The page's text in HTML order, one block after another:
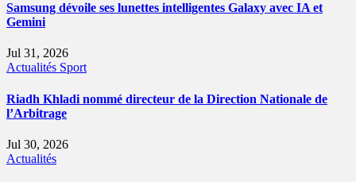
Samsung dévoile ses lunettes intelligentes Galaxy avec IA et
Gemini
Jul 31, 2026
Actualités Sport
Riadh Khladi nommé directeur de la Direction Nationale de
l’Arbitrage
Jul 30, 2026
Actualités